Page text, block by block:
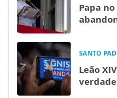
Papa no
SANTO
Leão